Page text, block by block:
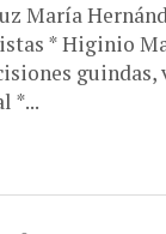
María
* Higinio
guindas,
*...